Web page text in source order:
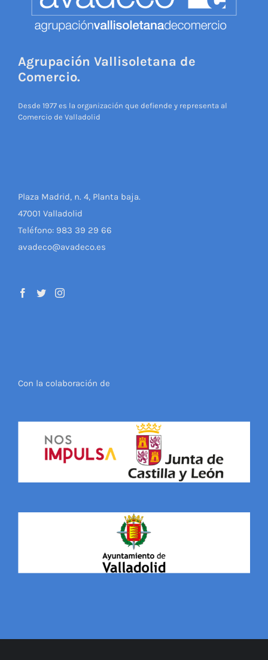
Agrupación Vallisoletana de
Comercio.
Desde 1977 es la organización que defiende y representa al
Comercio de Valladolid
Plaza Madrid, n. 4, Planta baja.
47001 Valladolid
Teléfono: 983 39 29 66
avadeco@avadeco.es
Con la colaboración de